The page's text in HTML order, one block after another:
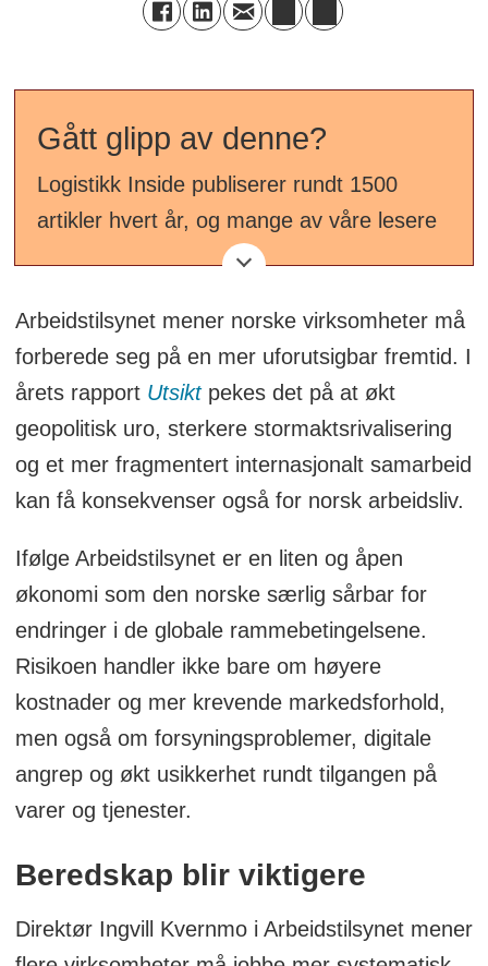
Gått glipp av denne?
Logistikk Inside publiserer rundt 1500
artikler hvert år, og mange av våre lesere
får ikke med seg alt ved første publisering.
bemanning, og vi løfter derfor frem
utvalgte artikler fra første halvår som
fortsatt er aktuelle og relevante. Under
byline på artikkelen står datoen for når
den ble publisert første gang.
Arbeidstilsynet mener norske virksomheter må
forberede seg på en mer uforutsigbar fremtid. I
årets rapport Utsiktpekes det på at økt
geopolitisk uro, sterkere stormaktsrivalisering
og et mer fragmentert internasjonalt samarbeid
kan få konsekvenser også for norsk arbeidsliv.
Ifølge Arbeidstilsynet er en liten og åpen
økonomi som den norske særlig sårbar for
endringer i de globale rammebetingelsene.
Risikoen handler ikke bare om høyere
kostnader og mer krevende markedsforhold,
men også om forsyningsproblemer, digitale
angrep og økt usikkerhet rundt tilgangen på
varer og tjenester.
Beredskap blir viktigere
Direktør Ingvill Kvernmo i Arbeidstilsynet mener